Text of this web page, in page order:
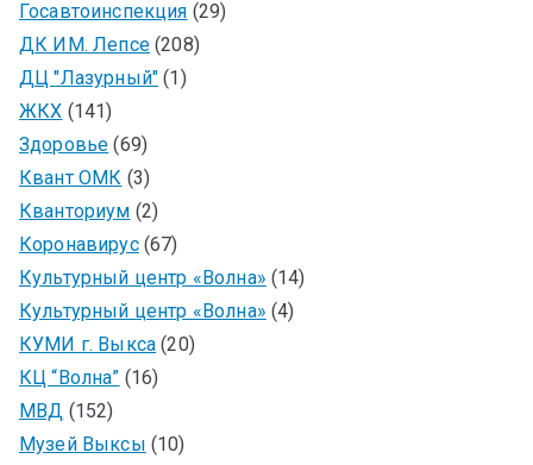
Госавтоинспекция (29)
ДК ИМ. Лепсе(208)
ДЦ "Лазурный" (1)
ЖКХ (141)
Здоровье (69)
Квант ОМК (3)
Кванториум (2)
Коронавирус(67)
Культурный центр «Волна» (14)
Культурный центр «Волна» (4)
КУМИ г. Выкса (20)
КЦ “Волна” (16)
МВД (152)
Музей Выксы (10)